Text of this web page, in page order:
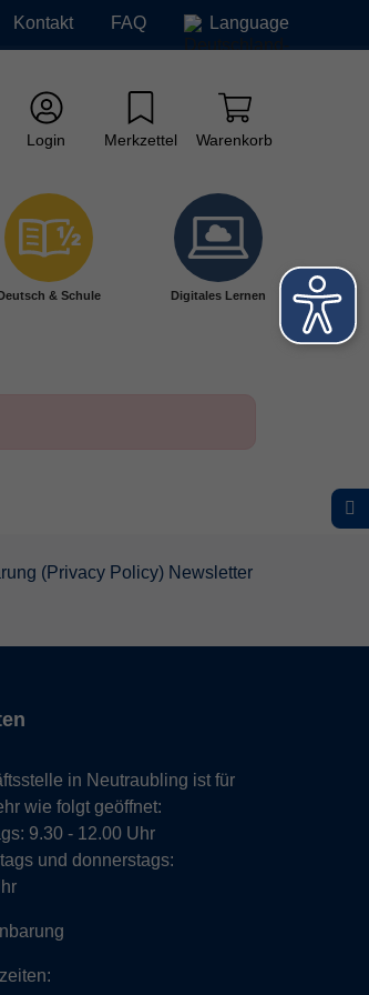
Kontakt FAQ Language
Login Merkzettel Warenkorb
Deutsch & Schule Digitales Lernen
(Privacy Policy) Newsletter
in Neutraubling ist für
wie folgt geöffnet:
9.30 - 12.00 Uhr
und donnerstags: